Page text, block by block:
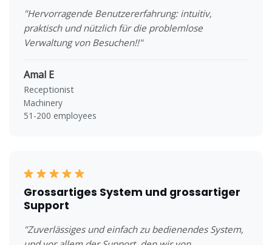
"Hervorragende Benutzererfahrung: intuitiv,
praktisch und nützlich für die problemlose
Verwaltung von Besuchen!!"
Amal E
Receptionist
Machinery
51-200 employees
Grossartiges System und grossartiger
Support
"Zuverlässiges und einfach zu bedienendes System,